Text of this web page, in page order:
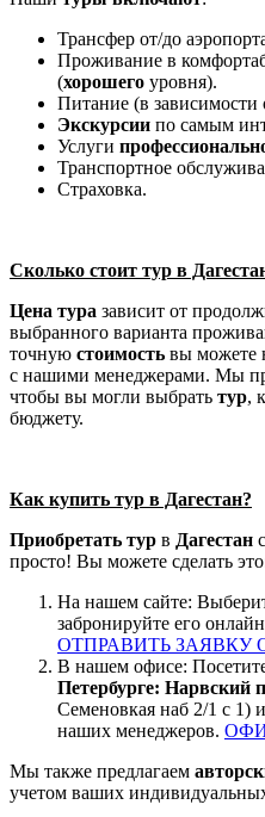
Трансфер от/до
Проживание в
(хорошего уровня).
Питание (в зависимости
Экскурсии по самым
Услуги
Транспортное
Страховка.
Сколько стоит тур в
Цена тура зависит от
выбранного варианта
точную стоимость вы можете
с нашими менеджерами. Мы
чтобы вы могли выбрать тур,
бюджету.
Как купить тур в Дагестан?
Приобретать тур в Дагестан
просто! Вы можете сделать
На нашем сайте:
забронируйте его
ОТПРАВИТЬ ЗАЯВКУ
В нашем офисе:
Петербурге: Нарвский
Семеновкая наб 2/1 с 1)
наших менеджеров.
Мы также предлагаем
учетом ваших